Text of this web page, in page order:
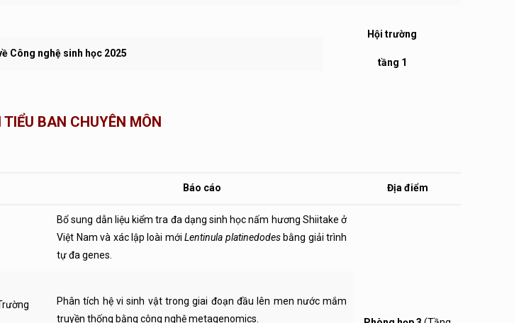
Hội trường
tầng 1
Công nghệ sinh học 2025
BAN CHUYÊN MÔN
Báo cáo Địa điểm
Bổ sung dẫn liệu kiểm tra đa dạng sinh học nấm hương Shiitake ở
Việt Nam và xác lập loài mớiLentinula platinedodesbằng giải trình
tự đa genes.
Phân tích hệ vi sinh vật trong giai đoạn đầu lên men nước mắm
truyền thống bằng công nghệ metagenomics.